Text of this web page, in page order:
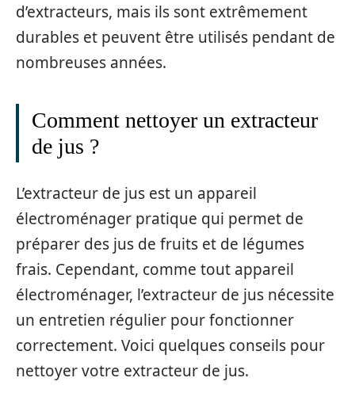
d’extracteurs, mais ils sont extrêmement
durables et peuvent être utilisés pendant de
nombreuses années.
Comment nettoyer un extracteur
de jus ?
L’extracteur de jus est un appareil
électroménager pratique qui permet de
préparer des jus de fruits et de légumes
frais. Cependant, comme tout appareil
électroménager, l’extracteur de jus nécessite
un entretien régulier pour fonctionner
correctement. Voici quelques conseils pour
nettoyer votre extracteur de jus.